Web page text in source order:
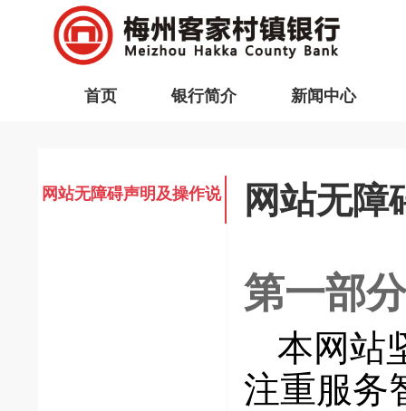
首页 银行简介 新闻中心
网站无障碍声明及操作说
网站无障
第一部
本网站
注重服务